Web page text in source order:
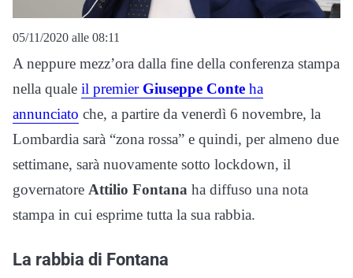
05/11/2020 alle 08:11
A neppure mezz’ora dalla fine della conferenza stampa
nella quale il premier Giuseppe Conte ha
annunciato che, a partire da venerdì 6 novembre, la
Lombardia sarà “zona rossa” e quindi, per almeno due
settimane, sarà nuovamente sotto lockdown, il
governatore Attilio Fontana ha diffuso una nota
stampa in cui esprime tutta la sua rabbia.
La rabbia di Fontana